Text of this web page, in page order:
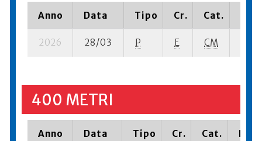
Anno Data Tipo Cr. Cat.
2026 28/03 P E CM
400 METRI
Anno Data Tipo Cr. Cat.